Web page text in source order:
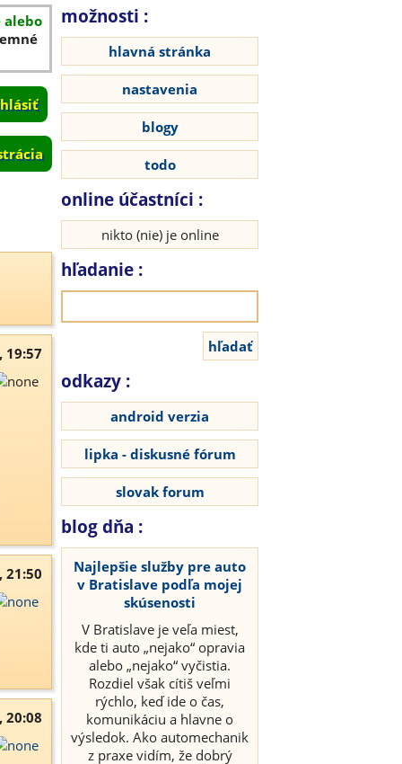
alebo
19:57
21:50
20:08
možnosti :
hlavná stránka
nastavenia
blogy
todo
online účastníci :
nikto (nie) je online
hľadanie :
odkazy :
android verzia
lipka - diskusné fórum
slovak forum
blog dňa :
Najlepšie služby pre auto
v Bratislave podľa mojej
skúsenosti
V Bratislave je veľa miest,
kde ti auto „nejako“ opravia
alebo „nejako“ vyčistia.
Rozdiel však cítiš veľmi
rýchlo, keď ide o čas,
komunikáciu a hlavne o
výsledok. Ako automechanik
z praxe vidím, že dobrý